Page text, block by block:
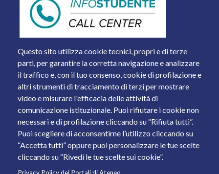
Questo sito utilizza cookie tecnici, propri e di terze
parti, per garantire la corretta navigazione e analizzare
il traffico e, con il tuo consenso, cookie di profilazione e
altri strumenti di tracciamento di terzi per mostrare
video e misurare l'efficacia delle attività di
comunicazione istituzionale. Puoi rifiutare i cookie non
necessari e di profilazione cliccando su “Rifiuta tutti”.
Puoi scegliere di acconsentirne l’utilizzo cliccando su
“Accetta tutti” oppure puoi personalizzare le tue scelte
cliccando su “Rivedi le tue scelte sui cookie”.
Piazza del Mercato, 15 - 25121 Brescia
Tel. +39 030 2988.1 PEC:
ammcentr@cert.unibs.it
Partita IVA: 01773710171 Codice Fiscale: 98007650173